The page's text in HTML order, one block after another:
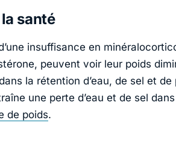
santé
insuffisance en
peuvent voir leur poids
la rétention d’eau, de sel et de
une perte d’eau et de sel
de poids.